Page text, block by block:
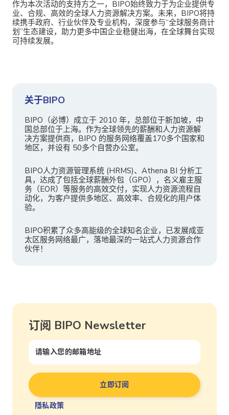
作为本次活动的支持方之一，BIPO始终致力于为企业提供专
业、合规、高效的全球人力资源解决方案。未来，BIPO将持
续携手政府、行业伙伴及专业机构，深度参与“全球服务商计
划”生态建设，助力更多中国企业稳健出海，在全球舞台实现
可持续发展。
关于BIPO
BIPO（必博）成立于 2010 年，总部位于新加坡，中
国总部位于上海。作为全球领先的薪酬和人力资源解
决方案提供商，BIPO 的服务网络覆盖170多个国家和
地区，并设有 50多个自营办公室。
BIPO人力资源管理系统 (HRMS)、Athena BI 分析工
具，达成了包括全球薪酬外包（GPO），名义雇主服
务（EOR）等服务的高效交付，实现人力资源流程自
动化，为客户提供多地区、高效率、合规化的用户体
验。
BIPO积累了众多高能级的全球知名企业，已发展成亚
太区服务网络最广，落地最深的一站式人力资源合作
伙伴！
订阅 BIPO Newsletter
隱私政策